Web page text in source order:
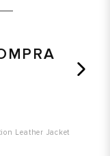
USA
Leather Jacket